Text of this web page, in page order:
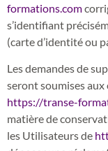
formations.com
s’identifiant
(carte d’identité ou
Les demandes de
seront soumises
https://transe-
matière de
les Utilisateurs de